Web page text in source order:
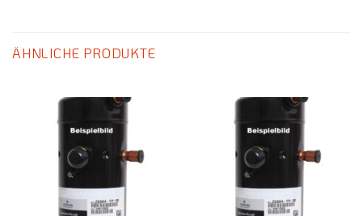
ÄHNLICHE PRODUKTE